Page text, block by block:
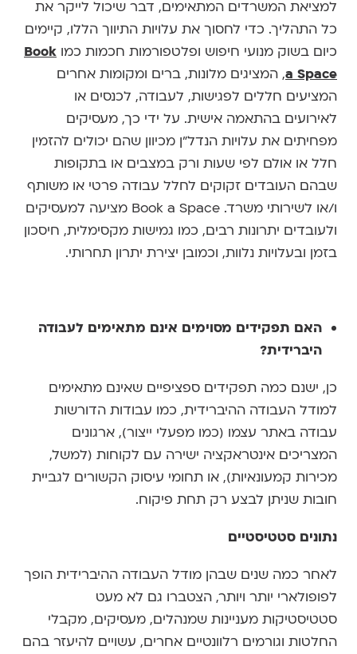
למציאת המשרדים המתאימים, דבר שיכול לייקר את
כל התהליך. כדי לחסוך את עלויות התיווך הללו, קיימים
כיום בשוק מנועי חיפוש ופלטפורמות חכמות כמו Book
a Space, המציגים מלונות, ברים ומקומות אחרים
המציעים חללים לפגישות, לעבודה, לכנסים או
לאירועים בהתאמה אישית. על ידי כך, מעסיקים
מפחיתים את עלויות הנדל"ן מכיוון שהם יכולים להזמין
חלל או אולם לפי שעות ורק במצבים או בתקופות
שבהם העובדים זקוקים לחלל עבודה פרטי או משותף
ו/או לשירותי משרד. Book a Space מציעה למעסיקים
ולעובדים יתרונות רבים, כמו גמישות מקסימלית, חיסכון
בזמן ובעלויות נלוות, וכמובן יצירת יתרון תחרותי.
האם תפקידים מסוימים אינם מתאימים לעבודה
היברידית?
כן, ישנם כמה תפקידים ספציפיים שאינם מתאימים
למודל העבודה ההיברידית, כמו עבודות הדורשות
עבודה באתר עצמו (כמו מפעלי ייצור), ארגונים
המצריכים אינטראקציה ישירה עם לקוחות (למשל,
מכירות קמעונאיות), או תחומי עיסוק הקשורים לגביית
חובות שניתן לבצע רק תחת פיקוח.
נתונים סטטיסטיים
לאחר כמה שנים שבהן מודל העבודה ההיברידית הופך
לפופולארי יותר ויותר, הצטברו גם לא מעט
סטטיסטיקות מעניינות שמנהלים, מעסיקים, מקבלי
החלטות וגורמים רלוונטיים אחרים, עשויים להיעזר בהם